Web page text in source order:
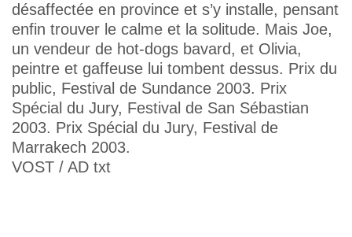
désaffectée en province et s’y installe, pensant
enfin trouver le calme et la solitude. Mais Joe,
un vendeur de hot-dogs bavard, et Olivia,
peintre et gaffeuse lui tombent dessus. Prix du
public, Festival de Sundance 2003. Prix
Spécial du Jury, Festival de San Sébastian
2003. Prix Spécial du Jury, Festival de
Marrakech 2003.
VOST / AD txt